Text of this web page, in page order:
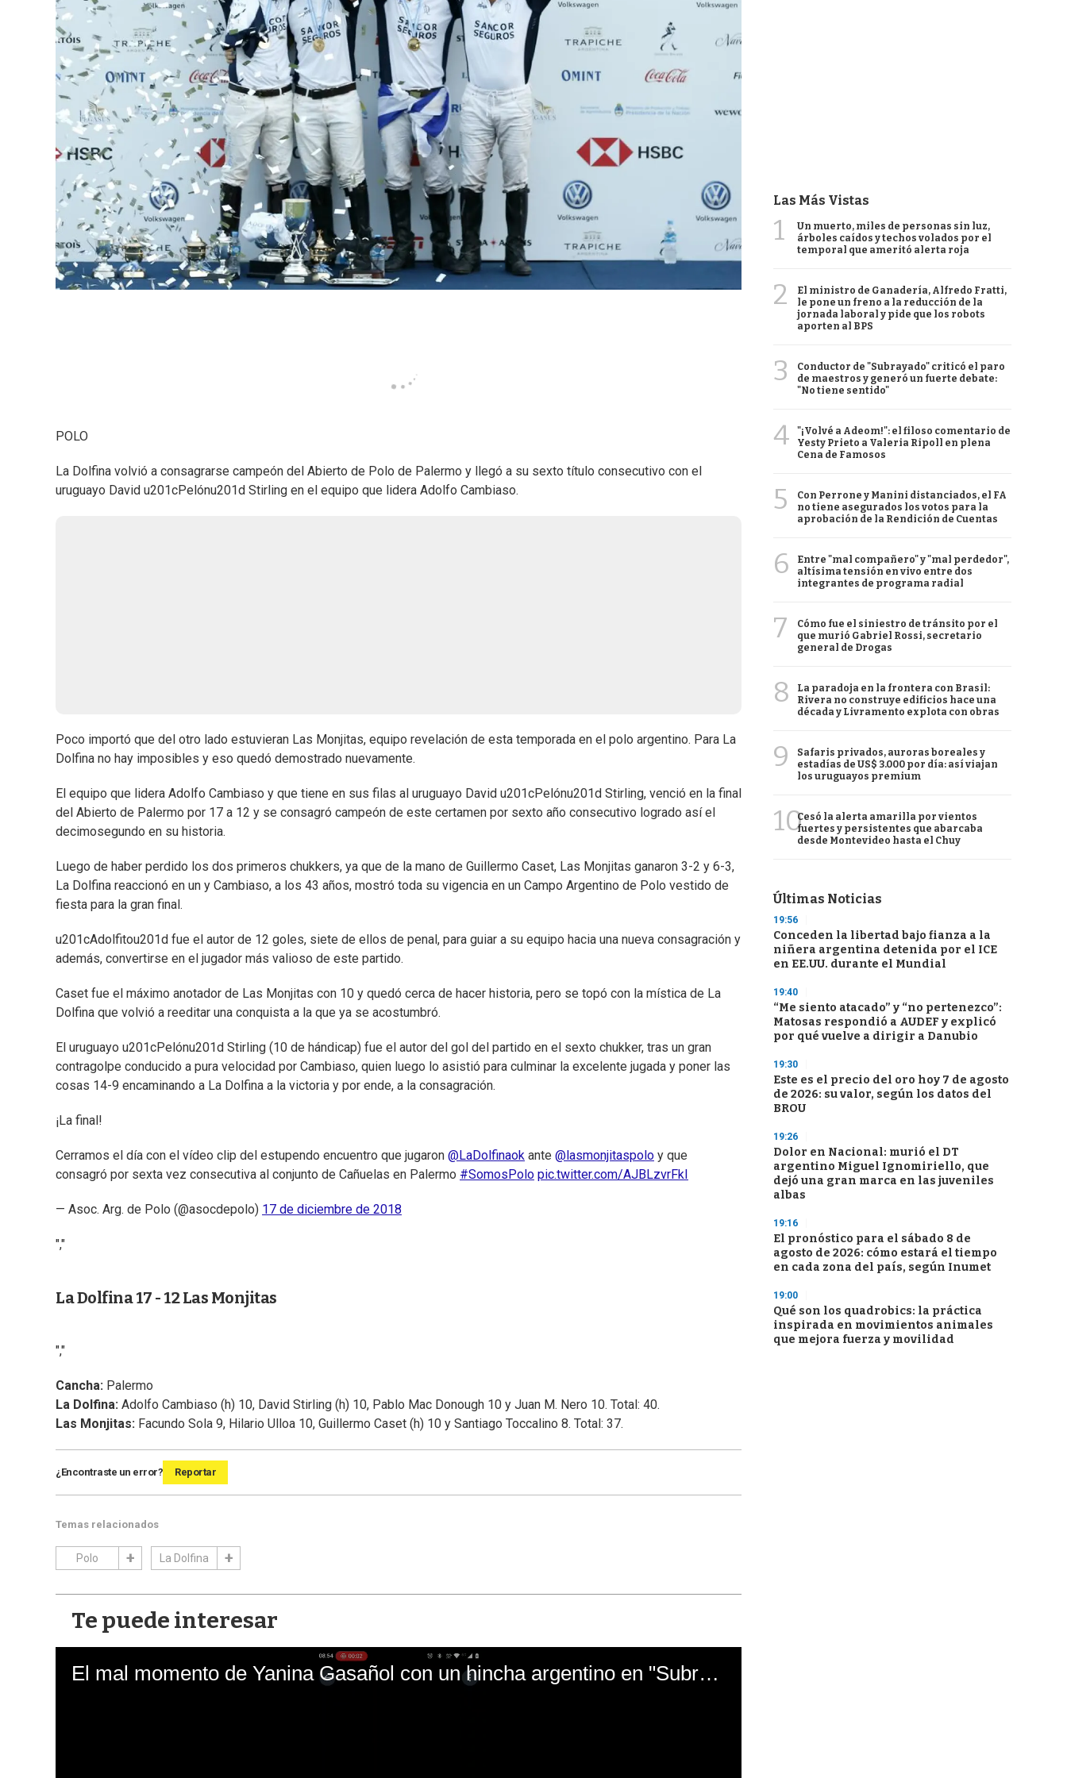
POLO
La Dolfina volvió a consagrarse campeón del Abierto de Polo de Palermo y llegó a su sexto título consecutivo con el
uruguayo David u201cPelónu201d Stirling en el equipo que lidera Adolfo Cambiaso.
Poco importó que del otro lado estuvieran Las Monjitas, equipo revelación de esta temporada en el polo argentino. Para La
Dolfina no hay imposibles y eso quedó demostrado nuevamente.
El equipo que lidera Adolfo Cambiaso y que tiene en sus filas al uruguayo David u201cPelónu201d Stirling, venció en la final
del Abierto de Palermo por 17 a 12 y se consagró campeón de este certamen por sexto año consecutivo logrado así el
decimosegundo en su historia.
Luego de haber perdido los dos primeros chukkers, ya que de la mano de Guillermo Caset, Las Monjitas ganaron 3-2 y 6-3,
La Dolfina reaccionó en un y Cambiaso, a los 43 años, mostró toda su vigencia en un Campo Argentino de Polo vestido de
fiesta para la gran final.
u201cAdolfitou201d fue el autor de 12 goles, siete de ellos de penal, para guiar a su equipo hacia una nueva consagración y
además, convertirse en el jugador más valioso de este partido.
Caset fue el máximo anotador de Las Monjitas con 10 y quedó cerca de hacer historia, pero se topó con la mística de La
Dolfina que volvió a reeditar una conquista a la que ya se acostumbró.
El uruguayo u201cPelónu201d Stirling (10 de hándicap) fue el autor del gol del partido en el sexto chukker, tras un gran
contragolpe conducido a pura velocidad por Cambiaso, quien luego lo asistió para culminar la excelente jugada y poner las
cosas 14-9 encaminando a La Dolfina a la victoria y por ende, a la consagración.
¡La final!
Cerramos el día con el vídeo clip del estupendo encuentro que jugaron @LaDolfinaok ante @lasmonjitaspolo y que
consagró por sexta vez consecutiva al conjunto de Cañuelas en Palermo #SomosPolo pic.twitter.com/AJBLzvrFkI
— Asoc. Arg. de Polo (@asocdepolo) 17 de diciembre de 2018
","
La Dolfina 17 - 12 Las Monjitas
","
Cancha: Palermo
La Dolfina: Adolfo Cambiaso (h) 10, David Stirling (h) 10, Pablo Mac Donough 10 y Juan M. Nero 10. Total: 40.
Las Monjitas: Facundo Sola 9, Hilario Ulloa 10, Guillermo Caset (h) 10 y Santiago Toccalino 8. Total: 37.
¿Encontraste un error? Reportar
Temas relacionados
Polo La Dolfina
Te puede interesar
El mal momento de Yanina Gasañol con un hincha argentino en "Subrayado"
Las Más Vistas
1
Un muerto, miles de personas sin luz,
árboles caídos y techos volados por el
temporal que ameritó alerta roja
2
El ministro de Ganadería, Alfredo Fratti,
le pone un freno a la reducción de la
jornada laboral y pide que los robots
aporten al BPS
3
Conductor de "Subrayado" criticó el paro
de maestros y generó un fuerte debate:
"No tiene sentido"
4
"¡Volvé a Adeom!": el filoso comentario de
Yesty Prieto a Valeria Ripoll en plena
Cena de Famosos
5
Con Perrone y Manini distanciados, el FA
no tiene asegurados los votos para la
aprobación de la Rendición de Cuentas
6
Entre "mal compañero" y "mal perdedor",
altísima tensión en vivo entre dos
integrantes de programa radial
7
Cómo fue el siniestro de tránsito por el
que murió Gabriel Rossi, secretario
general de Drogas
8
La paradoja en la frontera con Brasil:
Rivera no construye edificios hace una
década y Livramento explota con obras
9
Safaris privados, auroras boreales y
estadías de US$ 3.000 por día: así viajan
los uruguayos premium
10Cesó la alerta amarilla por vientos
fuertes y persistentes que abarcaba
desde Montevideo hasta el Chuy
Últimas Noticias
19:56
Conceden la libertad bajo fianza a la
niñera argentina detenida por el ICE
en EE.UU. durante el Mundial
19:40
“Me siento atacado” y “no pertenezco”:
Matosas respondió a AUDEF y explicó
por qué vuelve a dirigir a Danubio
19:30
Este es el precio del oro hoy 7 de agosto
de 2026: su valor, según los datos del
BROU
19:26
Dolor en Nacional: murió el DT
argentino Miguel Ignomiriello, que
dejó una gran marca en las juveniles
albas
19:16
El pronóstico para el sábado 8 de
agosto de 2026: cómo estará el tiempo
en cada zona del país, según Inumet
19:00
Qué son los quadrobics: la práctica
inspirada en movimientos animales
que mejora fuerza y movilidad